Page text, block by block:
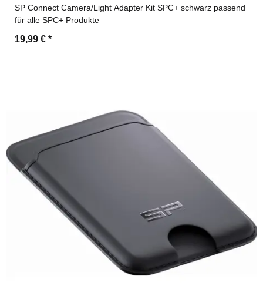
SP Connect Camera/Light Adapter Kit SPC+ schwarz passend
für alle SPC+ Produkte
19,99 € *